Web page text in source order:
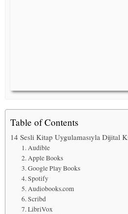
Table of Contents
14 Sesli Kitap Uygulamasıyla Dijital
1. Audible
2. Apple Books
3. Google Play Books
4. Spotify
5. Audiobooks.com
6. Scribd
7. LibriVox